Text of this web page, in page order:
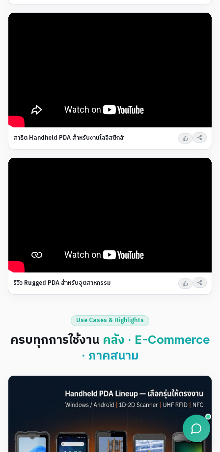
สาธิต Handheld PDA สำหรับงานโลจิสติกส์
รีวิว Rugged PDA สำหรับอุตสาหกรรม
Use Cases & Highlights
ครบทุกการใช้งาน คลัง · E-Commerce
· ภาคสนาม